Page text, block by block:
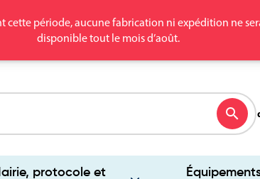
cette période, aucune fabrication ni expédition ne
disponible tout le mois d’août.
protocole et
search